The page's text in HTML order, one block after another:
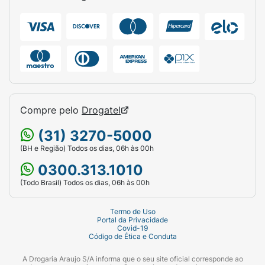
- A partir do calcanhar, deslize-a aos poucos
pela perna até a altura do joelho.
borracha nessa fase:
- Em movimentos sucessivos e suaves, traga
a meia até a posição correta e, em seguida,
ajuste a outra perna.- Ajuste-a na perna,
sempre com as duas mãos. Alise todas as
rugas.
pela manhã, de preferência após levantar-se
da cama;- Retire a meia no final da tarde. Não
em sua meia, pois isso pode danificá-la;-
Compre pelo Drogatel
(31) 3270-5000
(BH e Região) Todos os dias, 06h às 00h
0300.313.1010
(Todo Brasil) Todos os dias, 06h às 00h
Termo de Uso
Portal da Privacidade
Covid-19
Código de Ética e Conduta
A Drogaria Araujo S/A informa que o seu site oficial corresponde ao